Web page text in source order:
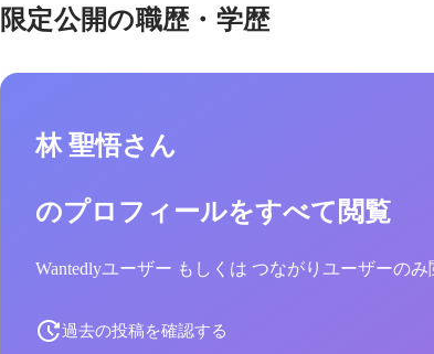
限定公開の職歴・学歴
林 聖悟さん
のプロフィールをすべて閲覧
Wantedlyユーザー もしくは つながりユーザーの
過去の投稿を確認する